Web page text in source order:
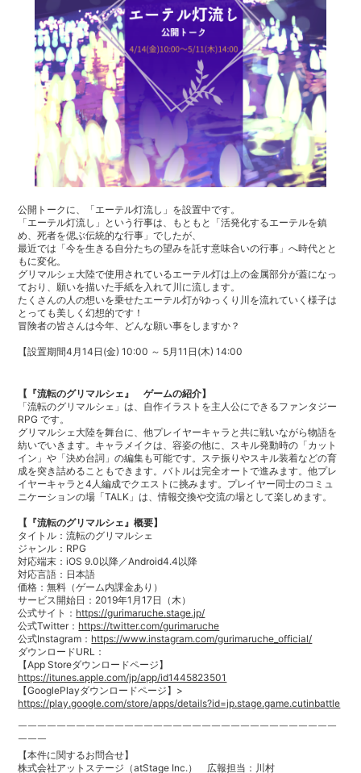
公開トークに、「エーテル灯流し」を設置中です。
「エーテル灯流し」という行事は、もともと「活発化するエーテルを鎮
め、死者を偲ぶ伝統的な行事」でしたが、
最近では「今を生きる自分たちの望みを託す意味合いの行事」へ時代とと
もに変化。
グリマルシェ大陸で使用されているエーテル灯は上の金属部分が蓋になっ
ており、願いを描いた手紙を入れて川に流します。
たくさんの人の想いを乗せたエーテル灯がゆっくり川を流れていく様子は
とっても美しく幻想的です！
冒険者の皆さんは今年、どんな願い事をしますか？
【設置期間4月14日(金) 10:00 ～ 5月11日(木) 14:00
【『流転のグリマルシェ』 ゲームの紹介】
「流転のグリマルシェ」は、自作イラストを主人公にできるファンタジー
RPG です。
グリマルシェ大陸を舞台に、他プレイヤーキャラと共に戦いながら物語を
紡いでいきます。キャラメイクは、容姿の他に、スキル発動時の「カット
イン」や「決め台詞」の編集も可能です。ステ振りやスキル装着などの育
成を突き詰めることもできます。バトルは完全オートで進みます。他プレ
イヤーキャラと4人編成でクエストに挑みます。プレイヤー同士のコミュ
ニケーションの場「TALK」は、情報交換や交流の場として楽しめます。
【『流転のグリマルシェ』概要】
タイトル：流転のグリマルシェ
ジャンル：RPG
対応端末：iOS 9.0以降／Android4.4以降
対応言語：日本語
価格：無料（ゲーム内課金あり）
サービス開始日：2019年1月17日（木）
公式サイト： https://gurimaruche.stage.jp/
公式Twitter： https://twitter.com/gurimaruche
公式Instagram： https://www.instagram.com/gurimaruche_official/
ダウンロードURL：
【App Storeダウンロードページ】
https://itunes.apple.com/jp/app/id1445823501
【GooglePlayダウンロードページ】>
https://play.google.com/store/apps/details?id=jp.stage.game.cutinbattle
￣￣￣￣￣￣￣￣￣￣￣￣￣￣￣￣￣￣￣￣￣￣￣￣￣￣￣￣￣￣￣￣￣
￣￣￣
【本件に関するお問合せ】
株式会社アットステージ（atStage Inc.） 広報担当：川村